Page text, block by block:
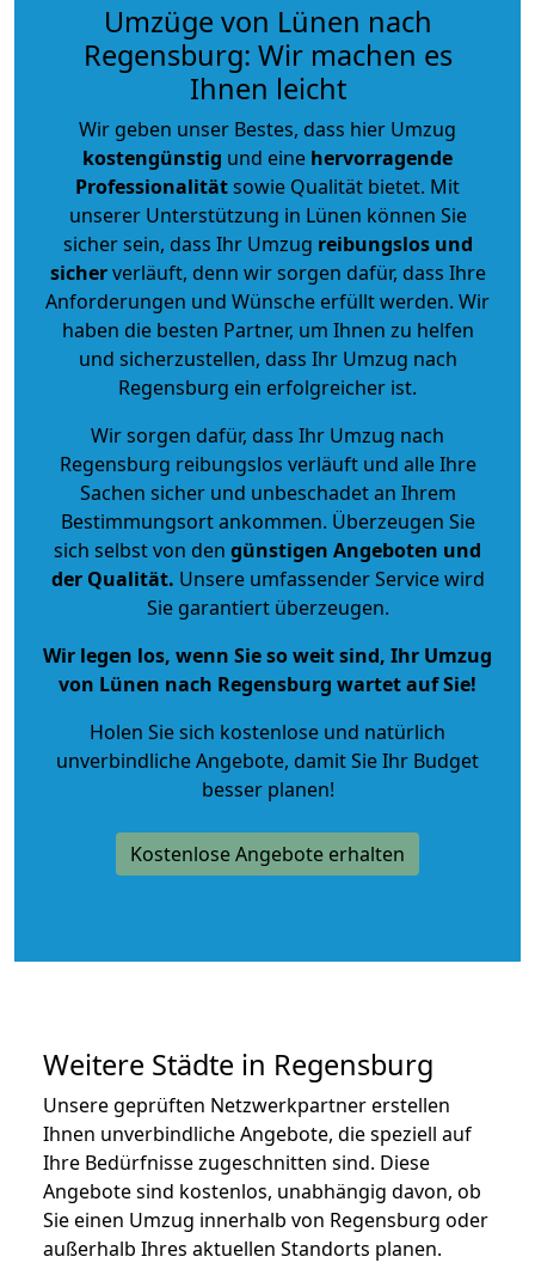
Umzüge von Lünen nach
Regensburg: Wir machen es
Ihnen leicht
Wir geben unser Bestes, dass hier Umzug
kostengünstig und eine hervorragende
Professionalitätsowie Qualität bietet. Mit
unserer Unterstützung in Lünen können Sie
sicher sein, dass Ihr Umzug reibungslos und
sicherverläuft, denn wir sorgen dafür, dass Ihre
Anforderungen und Wünsche erfüllt werden. Wir
haben die besten Partner, um Ihnen zu helfen
und sicherzustellen, dass Ihr Umzug nach
Regensburg ein erfolgreicher ist.
Wir sorgen dafür, dass Ihr Umzug nach
Regensburg reibungslos verläuft und alle Ihre
Sachen sicher und unbeschadet an Ihrem
Bestimmungsort ankommen. Überzeugen Sie
sich selbst von den günstigen Angeboten und
der Qualität. Unsere umfassender Service wird
Sie garantiert überzeugen.
Wir legen los, wenn Sie so weit sind, Ihr Umzug
von Lünen nach Regensburg wartet auf Sie!
Holen Sie sich kostenlose und natürlich
unverbindliche Angebote, damit Sie Ihr Budget
besser planen!
Kostenlose Angebote erhalten
Weitere Städte in Regensburg
Unsere geprüften Netzwerkpartner erstellen
Ihnen unverbindliche Angebote, die speziell auf
Ihre Bedürfnisse zugeschnitten sind. Diese
Angebote sind kostenlos, unabhängig davon, ob
Sie einen Umzug innerhalb von Regensburg oder
außerhalb Ihres aktuellen Standorts planen.